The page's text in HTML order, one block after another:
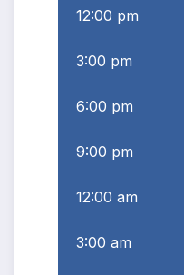
12:00 pm
3:00 pm
6:00 pm
9:00 pm
12:00 am
3:00 am